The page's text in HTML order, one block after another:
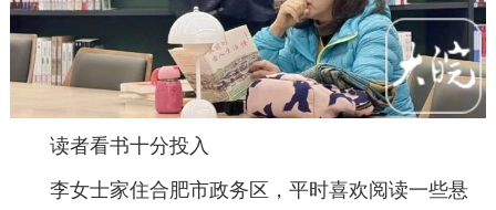
读者看书十分投入
李女士家住合肥市政务区，平时喜欢阅读一些悬